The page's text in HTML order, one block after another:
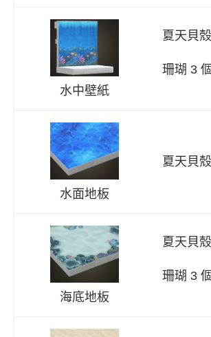
水中壁紙
夏天貝
珊瑚 3 個
水面地板
夏天貝
海底地板
夏天貝
珊瑚 3 個